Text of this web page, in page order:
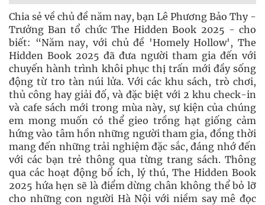
Chia sẻ về chủ đề năm nay, bạn Lê Phương Bảo Thy -
Trưởng Ban tổ chức The Hidden Book 2025 - cho
biết: “Năm nay, với chủ đề 'Homely Hollow', The
Hidden Book 2025 đã đưa người tham gia đến với
chuyến hành trình khôi phục thị trấn mới đầy sống
động từ tro tàn núi lửa. Với các khu sách, trò chơi,
thủ công hay giải đố, và đặc biệt với 2 khu check-in
và cafe sách mới trong mùa này, sự kiện của chúng
em mong muốn có thể gieo trồng hạt giống cảm
hứng vào tâm hồn những người tham gia, đồng thời
mang đến những trải nghiệm đặc sắc, đáng nhớ đến
với các bạn trẻ thông qua từng trang sách. Thông
qua các hoạt động bổ ích, lý thú, The Hidden Book
2025 hứa hẹn sẽ là điểm dừng chân không thể bỏ lỡ
cho những con người Hà Nội với niềm say mê đọc